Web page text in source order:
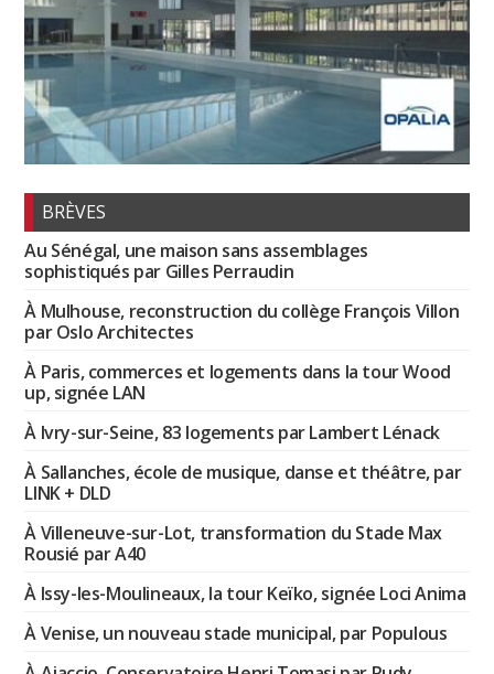
BRÈVES
Au Sénégal, une maison sans assemblages
sophistiqués par Gilles Perraudin
À Mulhouse, reconstruction du collège François Villon
par Oslo Architectes
À Paris, commerces et logements dans la tour Wood
up, signée LAN
À Ivry-sur-Seine, 83 logements par Lambert Lénack
À Sallanches, école de musique, danse et théâtre, par
LINK + DLD
À Villeneuve-sur-Lot, transformation du Stade Max
Rousié par A40
À Issy-les-Moulineaux, la tour Keïko, signée Loci Anima
À Venise, un nouveau stade municipal, par Populous